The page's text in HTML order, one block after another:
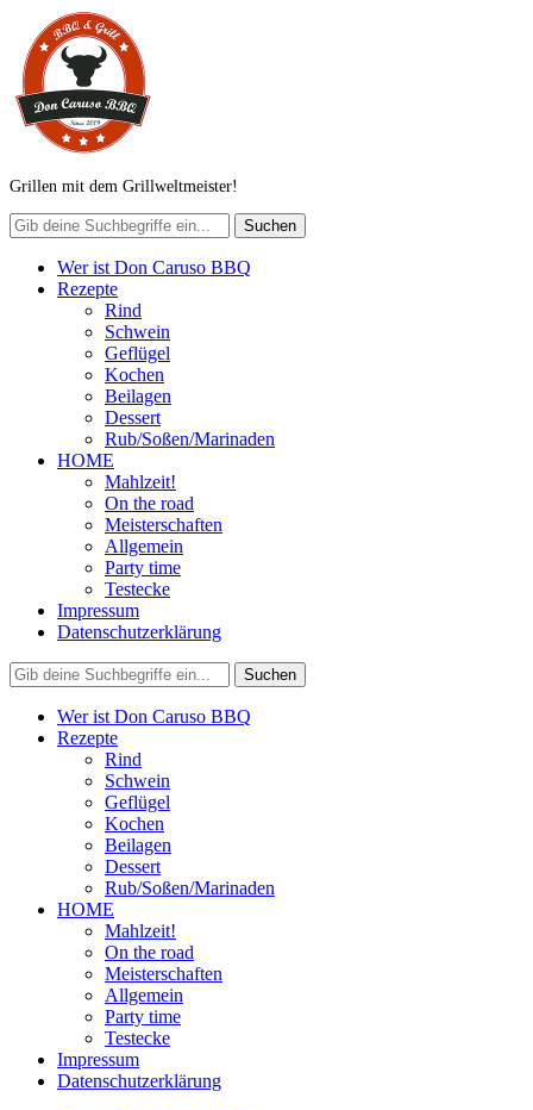
Grillen mit dem Grillweltmeister!
Wer ist Don Caruso BBQ
Rezepte
Rind
Schwein
Geflügel
Kochen
Beilagen
Dessert
Rub/Soßen/Marinaden
HOME
Mahlzeit!
On the road
Meisterschaften
Allgemein
Party time
Testecke
Impressum
Datenschutzerklärung
Wer ist Don Caruso BBQ
Rezepte
Rind
Schwein
Geflügel
Kochen
Beilagen
Dessert
Rub/Soßen/Marinaden
HOME
Mahlzeit!
On the road
Meisterschaften
Allgemein
Party time
Testecke
Impressum
Datenschutzerklärung